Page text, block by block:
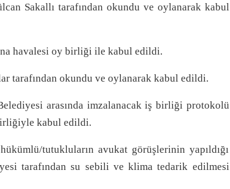
Sakallı tarafından okundu ve oylanarak kabul
havalesi oy birliği ile kabul edildi.
tarafından okundu ve oylanarak kabul edildi.
arasında imzalanacak iş birliği protokolü
kabul edildi.
tutukluların avukat görüşlerinin yapıldığı
tarafından su sebili ve klima tedarik edilmesi